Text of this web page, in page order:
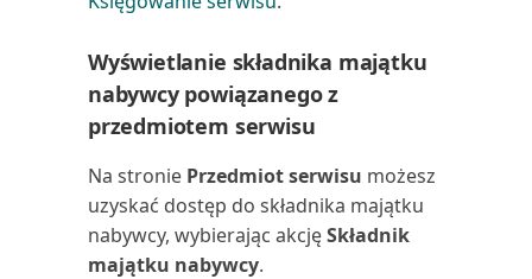
Sprawdzanie poprawności
numerów identyfikacji p...
Szczegółowe zapisy księgi
dostawców
Szczegółowe zapisy księgi
nabywców (raport Powe...
Zapisywanie i personalizowanie
widoków list
Zarządzanie uprawnieniami za
pomocą grup użytko...
Zmienianie ustawień
podstawowych dla bieżącego ...
Plan dostępności zapasów
(raport)
Plan kont (raport)
Podsumowanie odroczeń:
Sprzedaż (raport)
Wyświetlanie składnika majątku
nabywcy powiązanego z
przedmiotem serwisu
Na stronie Przedmiot serwisu możesz
uzyskać dostęp do składnika majątku
nabywcy, wybierając akcjęSkładnik
majątku nabywcy.